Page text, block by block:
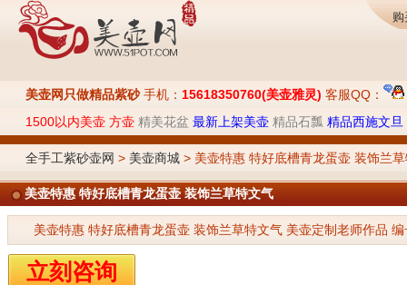
美壶网只做精品紫砂手机： 15618350760(美壶雅灵) 客服QQ：
1500以内美壶 方壶 精美花盆 最新上架美壶 精品石瓢 精品西施文旦
全手工紫砂壶网 > 美壶商城 > 美壶特惠 特好底槽青龙蛋壶 装饰兰
美壶特惠 特好底槽青龙蛋壶 装饰兰草特文气
美壶特惠 特好底槽青龙蛋壶 装饰兰草特文气 美壶定制老师作品
立刻咨询